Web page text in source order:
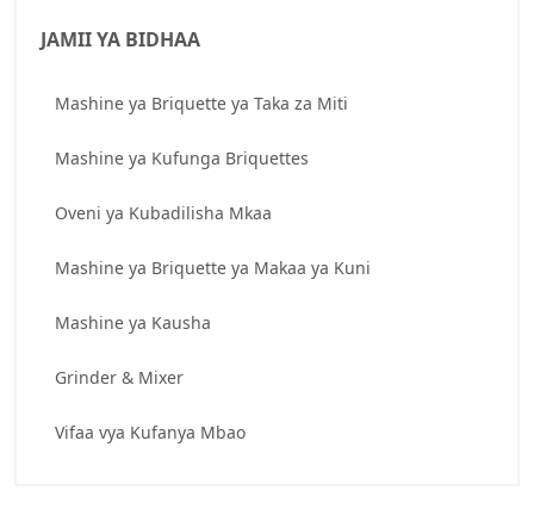
JAMII YA BIDHAA
Mashine ya Briquette ya Taka za Miti
Mashine ya Kufunga Briquettes
Oveni ya Kubadilisha Mkaa
Mashine ya Briquette ya Makaa ya Kuni
Mashine ya Kausha
Grinder & Mixer
Vifaa vya Kufanya Mbao